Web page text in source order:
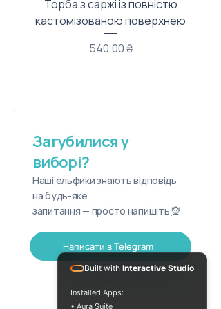
Торба з саржі із повністю
кастомізованою поверхнею
Ціна
540,00 ₴
Загубилися у
виборі?
Наші ельфики знають відповідь
на будь-яке
запитання — просто напишіть 🧝
Написати в Telegram
Built with Interactive Studio
Installed Apps:
• Aura Suite